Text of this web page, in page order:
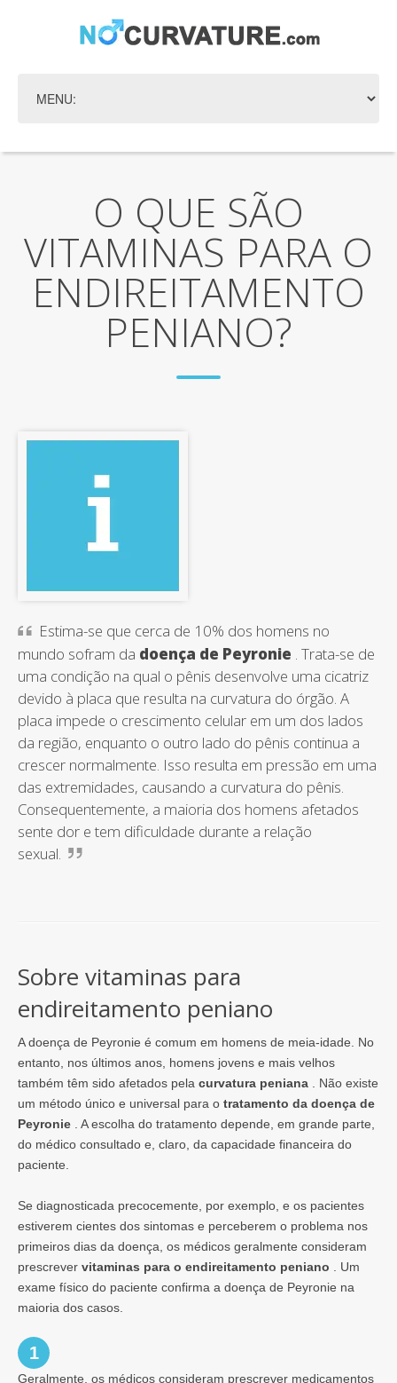
O QUE SÃO
VITAMINAS PARA O
ENDIREITAMENTO
PENIANO?
Estima-se que cerca de 10% dos homens no
mundo sofram da doença de Peyronie . Trata-se de
uma condição na qual o pênis desenvolve uma cicatriz
devido à placa que resulta na curvatura do órgão. A
placa impede o crescimento celular em um dos lados
da região, enquanto o outro lado do pênis continua a
crescer normalmente. Isso resulta em pressão em uma
das extremidades, causando a curvatura do pênis.
Consequentemente, a maioria dos homens afetados
sente dor e tem dificuldade durante a relação
sexual.
Sobre vitaminas para
endireitamento peniano
A doença de Peyronie é comum em homens de meia-idade. No
entanto, nos últimos anos, homens jovens e mais velhos
também têm sido afetados pela curvatura peniana . Não existe
um método único e universal para o tratamento da doença de
Peyronie . A escolha do tratamento depende, em grande parte,
do médico consultado e, claro, da capacidade financeira do
paciente.
Se diagnosticada precocemente, por exemplo, e os pacientes
estiverem cientes dos sintomas e perceberem o problema nos
primeiros dias da doença, os médicos geralmente consideram
prescrever vitaminas para o endireitamento peniano . Um
exame físico do paciente confirma a doença de Peyronie na
maioria dos casos.
1
Geralmente, os médicos consideram prescrever medicamentos